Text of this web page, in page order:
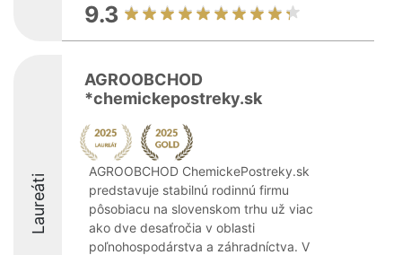
9.3
Laureáti
AGROOBCHOD
*chemickepostreky.sk
AGROOBCHOD ChemickePostreky.sk
predstavuje stabilnú rodinnú firmu
pôsobiacu na slovenskom trhu už viac
ako dve desaťročia v oblasti
poľnohospodárstva a záhradníctva. V